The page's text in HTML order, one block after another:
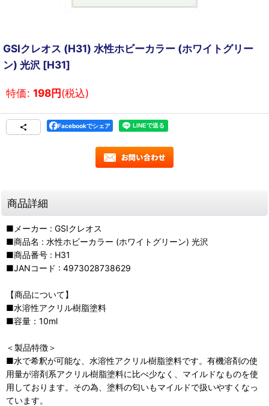
GSIクレオス (H31) 水性ホビーカラー (ホワイトグリー
ン) 光沢 [H31]
特価: 198円(税込)
Facebookでシェア
商品詳細
■メーカー : GSIクレオス
■商品名 : 水性ホビーカラー (ホワイトグリーン) 光沢
■商品番号 : H31
■JANコード : 4973028738629
【商品について】
■水溶性アクリル樹脂塗料
■容量：10ml
＜製品特徴＞
■水で希釈が可能な、水溶性アクリル樹脂塗料です。有機溶剤の使
用量が溶剤系アクリル樹脂塗料に比べ少なく、マイルドなものを使
用しております。その為、塗料の匂いもマイルドで扱いやすくなっ
ています。